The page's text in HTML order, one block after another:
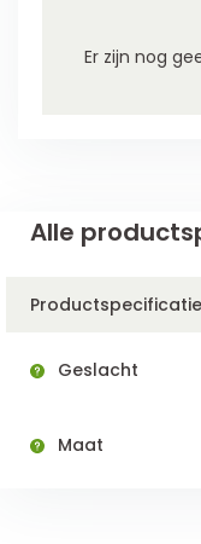
Er zijn nog
Alle
Geslacht
Maat